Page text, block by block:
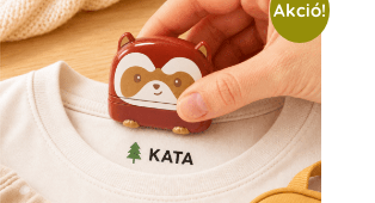
Akció!